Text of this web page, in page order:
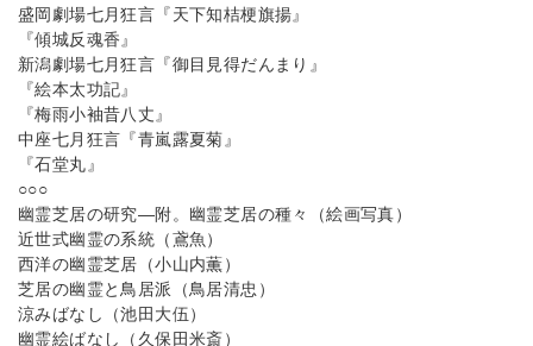
盛岡劇場七月狂言『天下知桔梗旗揚』
『傾城反魂香』
新潟劇場七月狂言『御目見得だんまり』
『絵本太功記』
『梅雨小袖昔八丈』
中座七月狂言『青嵐露夏菊』
『石堂丸』
○○○
幽霊芝居の研究―附。幽霊芝居の種々（絵画写真）
近世式幽霊の系統（鳶魚）
西洋の幽霊芝居（小山内薫）
芝居の幽霊と鳥居派（鳥居清忠）
涼みばなし（池田大伍）
幽霊絵ばなし（久保田米斎）